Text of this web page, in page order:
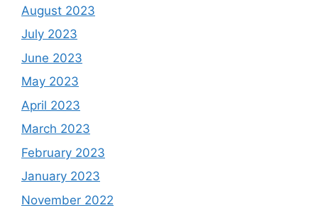
August 2023
July 2023
June 2023
May 2023
April 2023
March 2023
February 2023
January 2023
November 2022